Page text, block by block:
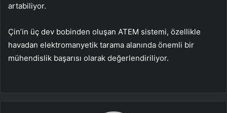
artabiliyor.
Çin’in üç dev bobinden oluşan ATEM sistemi, özellikle
havadan elektromanyetik tarama alanında önemli bir
mühendislik başarısı olarak değerlendiriliyor.